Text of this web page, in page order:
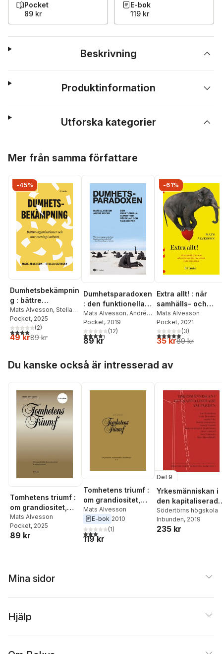
Pocket
89 kr
E-bok
119 kr
Beskrivning
Produktinformation
Utforska kategorier
Mer från samma författare
-45%
Dumhetsbekämpnin
g : bättre
organisationer och
mer mening i
arbetet
Mats Alvesson, Stella
Cizinsky
Pocket, 2025
4,0utav 5 stjärnor. Totalt antal röster:
(2)
49 kr89 kr
Dumhetsparadoxen
: den funktionella
dumhetens
fördelar och
fallgropar
Mats Alvesson, André
Spicer
Pocket, 2019
4,3utav 5 stjärnor. Totalt antal röster:
(12)
89 kr
-61%
Extra allt! : när
samhälls- och
människoförbättra
ndet slår tillbaka
Mats Alvesson
Pocket, 2021
5,0utav 5 stjärnor.
(3)
35 kr89 kr
Du kanske också är intresserad av
Tomhetens triumf :
om grandiositet,
illusionsnummer &
nollsummespel
Mats Alvesson
Pocket, 2025
89 kr
Tomhetens triumf :
om grandiositet,
illusionsnummer &
nollsummespel
Mats Alvesson
E-bok 2010
3,0utav 5 stjärnor. Totalt antal röster:
(1)
119 kr
Del 9
Yrkesmänniskan i
den kapitaliserade
välfärden
Södertörns högskola
Inbunden, 2019
235 kr
Mina sidor
Hjälp